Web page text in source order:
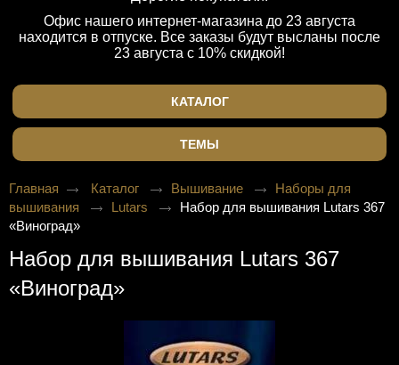
Офис нашего интернет-магазина до 23 августа
находится в отпуске. Все заказы будут высланы после
23 августа с 10% скидкой!
КАТАЛОГ
ТЕМЫ
Главная Каталог Вышивание
Наборы для
вышивания
Lutars
Набор для вышивания Lutars 367
«Виноград»
Набор для вышивания Lutars 367
«Виноград»